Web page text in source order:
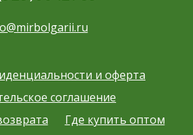
и оферта
соглашение
Где купить оптом